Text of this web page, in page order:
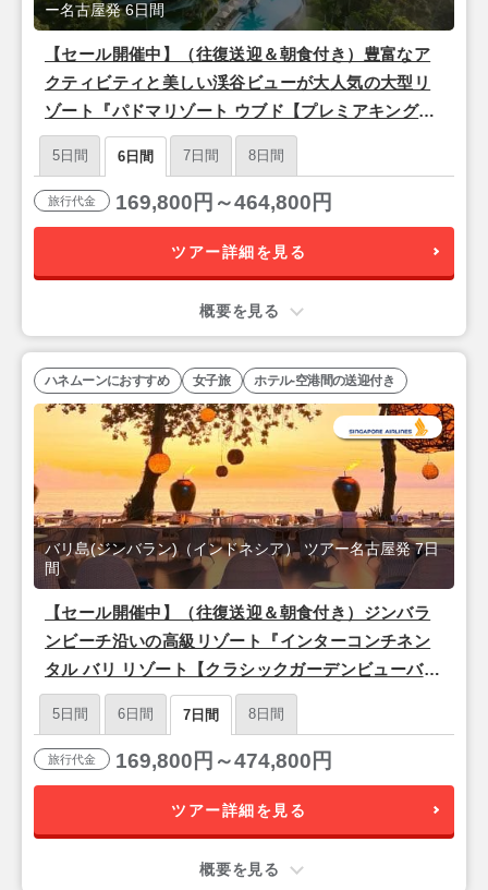
【セール開催中】（往復送迎＆朝食付き）豊富なア
クティビティと美しい渓谷ビューが大人気の大型リ
ゾート『パドマリゾート ウブド【プレミアキングル
ーム】』バリ島6日間＜シンガポール航空/名古屋発
ー名古屋発 6日間
5日間 6日間 7日間 8日間
旅行代金 169,800円～464,800円
ツアー詳細を見る
概要を見る
【セール開催中】（往復送迎＆朝食付き）ジンバラ
ンビーチ沿いの高級リゾート『インターコンチネン
タル バリ リゾート【クラシックガーデンビューバル
コニー】』バリ島7日間＜シンガポール航空/名古屋
発＞
バリ島(ジンバラン)（インドネシア） ツアー名古屋発 7日
間
ハネムーンにおすすめ 女子旅 ホテル-空港間の送迎付き
5日間 6日間 7日間 8日間
旅行代金 169,800円～474,800円
ツアー詳細を見る
概要を見る